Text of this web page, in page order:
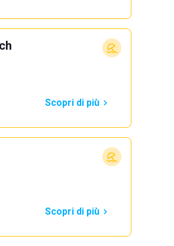
Scopri di più
Scopri di più